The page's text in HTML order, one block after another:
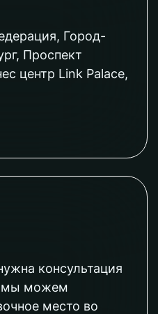
Город-
Проспект
центр Link Palace,
консультация
мы можем
место во